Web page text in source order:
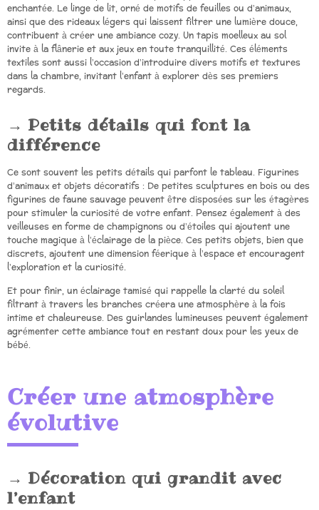
enchantée. Le linge de lit, orné de motifs de feuilles ou d’animaux,
ainsi que des rideaux légers qui laissent filtrer une lumière douce,
contribuent à créer une ambiance cozy. Un tapis moelleux au sol
invite à la flânerie et aux jeux en toute tranquillité. Ces éléments
textiles sont aussi l’occasion d’introduire divers motifs et textures
dans la chambre, invitant l’enfant à explorer dès ses premiers
regards.
Petits détails qui font la
différence
Ce sont souvent les petits détails qui parfont le tableau. Figurines
d’animaux et objets décoratifs : De petites sculptures en bois ou des
figurines de faune sauvage peuvent être disposées sur les étagères
pour stimuler la curiosité de votre enfant. Pensez également à des
veilleuses en forme de champignons ou d’étoiles qui ajoutent une
touche magique à l’éclairage de la pièce. Ces petits objets, bien que
discrets, ajoutent une dimension féerique à l’espace et encouragent
l’exploration et la curiosité.
Et pour finir, un éclairage tamisé qui rappelle la clarté du soleil
filtrant à travers les branches créera une atmosphère à la fois
intime et chaleureuse. Des guirlandes lumineuses peuvent également
agrémenter cette ambiance tout en restant doux pour les yeux de
bébé.
Créer une atmosphère
évolutive
Décoration qui grandit avec
l’enfant